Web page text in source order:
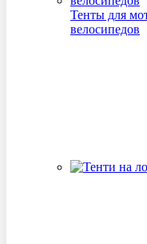
Тенты для
велосипедов